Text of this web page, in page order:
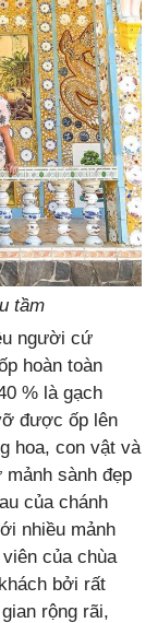
tầm
người cứ
hoàn toàn
% là gạch
được ốp lên
hoa, con vật và
sành đẹp
của chánh
nhiều mảnh
của chùa
bởi rất
rộng rãi,